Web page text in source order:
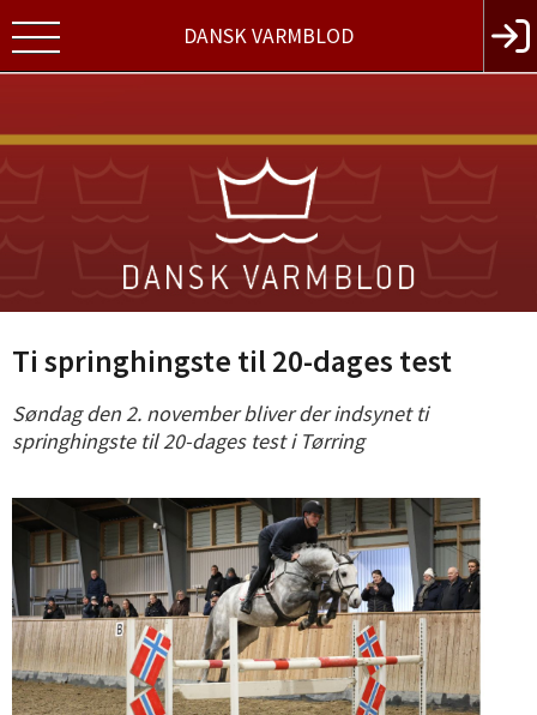
DANSK VARMBLOD
Ti springhingste til 20-dages test
Søndag den 2. november bliver der indsynet ti
springhingste til 20-dages test i Tørring